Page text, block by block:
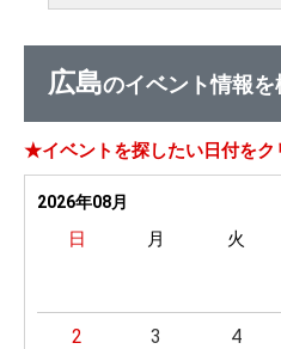
広島のイベント情報を
★イベントを探したい日付をク
2026年08月
日 月 火
2 3 4